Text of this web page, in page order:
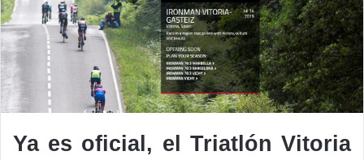
Ya es oficial, el Triatlón Vitoria